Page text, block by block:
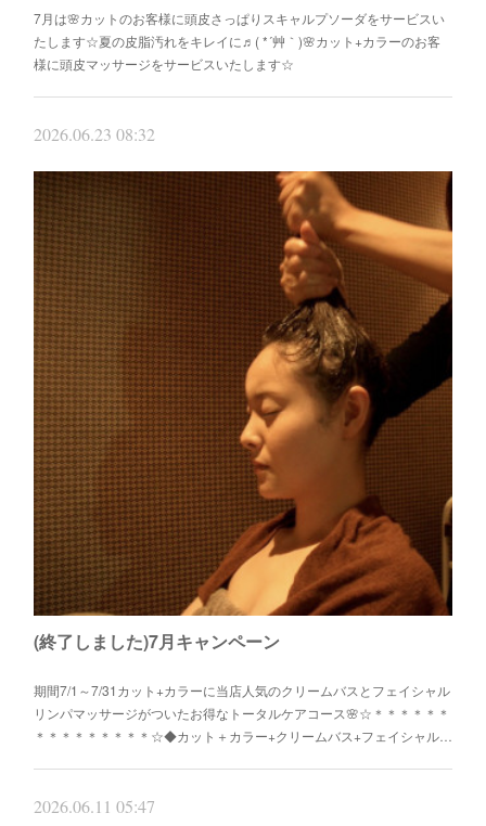
7月は🌸カットのお客様に頭皮さっぱりスキャルプソーダをサービスい
たします☆夏の皮脂汚れをキレイに♬( *´艸｀)🌸カット+カラーのお客
様に頭皮マッサージをサービスいたします☆
2026.06.23 08:32
(終了しました)7月キャンペーン
期間7/1～7/31カット+カラーに当店人気のクリームバスとフェイシャル
リンパマッサージがついたお得なトータルケアコース🌸☆＊＊＊＊＊＊
＊＊＊＊＊＊＊＊＊☆◆カット＋カラー+クリームバス+フェイシャル…
2026.06.11 05:47